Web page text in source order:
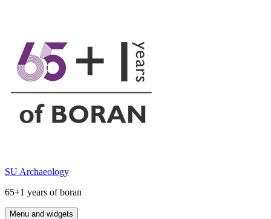
SU Archaeology
65+1 years of boran
Menu and widgets